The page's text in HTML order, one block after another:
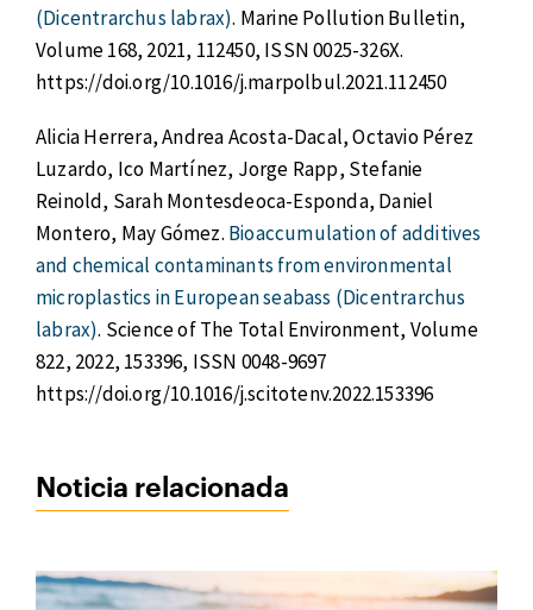
(Dicentrarchus labrax). Marine Pollution Bulletin,
Volume 168, 2021, 112450, ISSN 0025-326X.
https://doi.org/10.1016/j.marpolbul.2021.112450
Alicia Herrera, Andrea Acosta-Dacal, Octavio Pérez
Luzardo, Ico Martínez, Jorge Rapp, Stefanie
Reinold, Sarah Montesdeoca-Esponda, Daniel
Montero, May Gómez. Bioaccumulation of additives
and chemical contaminants from environmental
microplastics in European seabass (Dicentrarchus
labrax). Science of The Total Environment, Volume
822, 2022, 153396, ISSN 0048-9697
https://doi.org/10.1016/j.scitotenv.2022.153396
Noticia relacionada